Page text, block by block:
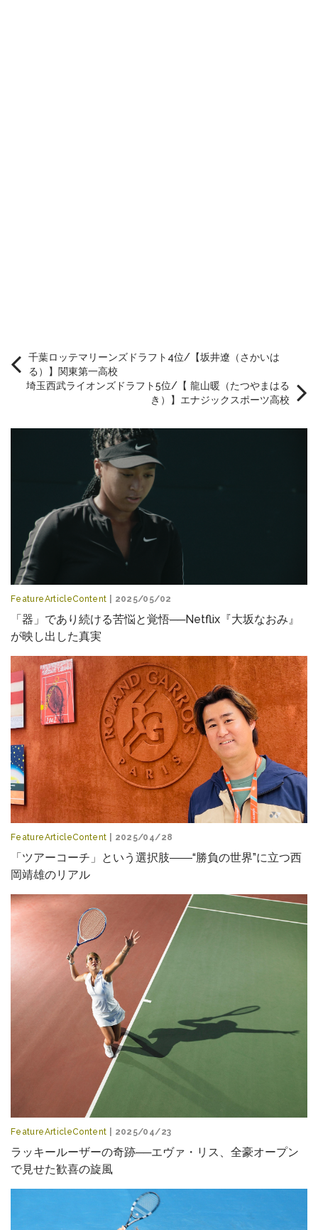
千葉ロッテマリーンズドラフト4位/【坂井遼（さかいは
る）】関東第一高校
埼玉西武ライオンズドラフト5位/【 龍山暖（たつやまはる
き）】エナジックスポーツ高校
FeatureArticleContent | 2025/05/02
「器」であり続ける苦悩と覚悟──Netflix『大坂なおみ』
が映し出した真実
FeatureArticleContent | 2025/04/28
「ツアーコーチ」という選択肢――“勝負の世界”に立つ西
岡靖雄のリアル
FeatureArticleContent | 2025/04/23
ラッキールーザーの奇跡──エヴァ・リス、全豪オープン
で見せた歓喜の旋風